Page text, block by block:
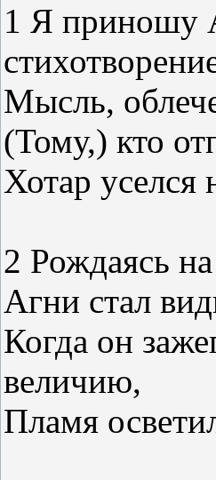
1 Я приношу
Мысль,
(Тому,) кто
Хотар уселся
2 Рождаясь
Агни стал
Когда он
величию,
Пламя